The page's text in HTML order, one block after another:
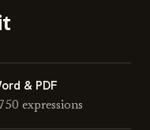
& PDF
expressions